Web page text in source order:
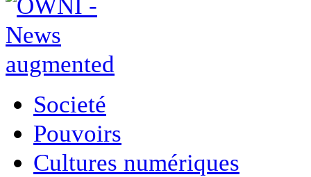
Societé
Pouvoirs
Cultures numériques